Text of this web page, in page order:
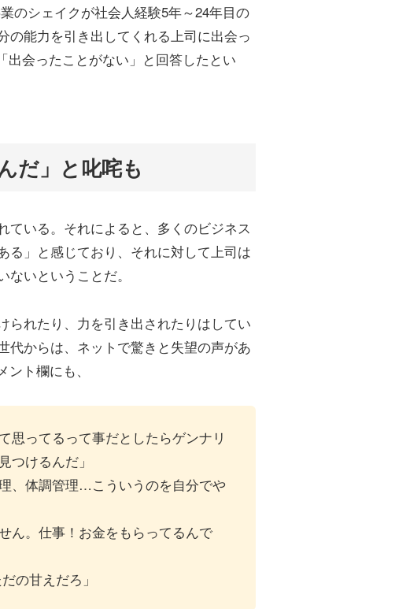
のシェイクが社会人経験5年～24年目の
の能力を引き出してくれる上司に出会っ
出会ったことがない」と回答したとい
だ」と叱咤も
ている。それによると、多くのビジネス
る」と感じており、それに対して上司は
いということだ。
られたり、力を引き出されたりはしてい
代からは、ネットで驚きと失望の声があ
ト欄にも、
思ってるって事だとしたらゲンナリ
つけるんだ」
、体調管理…こういうのを自分でや
ん。仕事！お金をもらってるんで
の甘えだろ」